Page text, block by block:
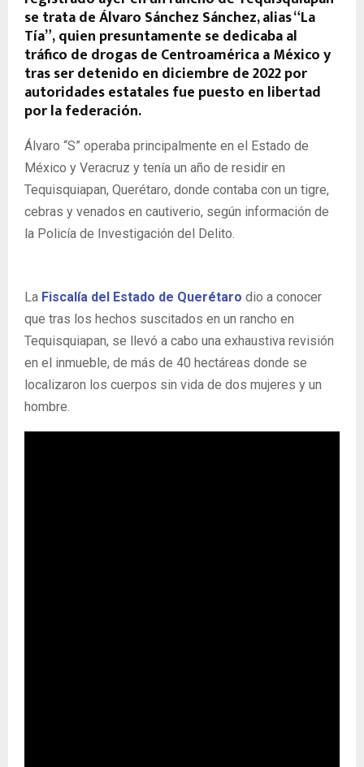
se trata deÁlvaro Sánchez Sánchez, alias “La
Tía”,quien presuntamente se dedicaba al
tráfico de drogas de Centroamérica a México y
tras ser detenido en diciembre de 2022 por
autoridades estatales fue puesto en libertad
por la federación.
Álvaro “S” operaba principalmente en el Estado de
México y Veracruz y tenía un año de residir en
Tequisquiapan, Querétaro, donde contaba con un tigre,
cebras y venados en cautiverio, según información de
la Policía de Investigación del Delito.
La Fiscalía del Estado de Querétaro dio a conocer
que tras los hechos suscitados en un rancho en
Tequisquiapan, se llevó a cabo una exhaustiva revisión
en el inmueble, de más de 40 hectáreas donde se
localizaron los cuerpos sin vida de dos mujeres y un
hombre.